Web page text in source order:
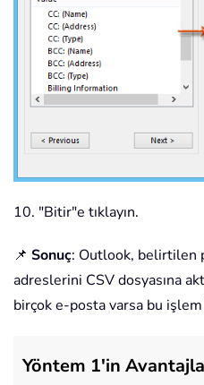
10. "Bitir"e tıklayın.
📌 Sonuç: Outlook, belirtilen
adreslerini CSV dosyasına
birçok e-posta varsa bu
Yöntem 1'in